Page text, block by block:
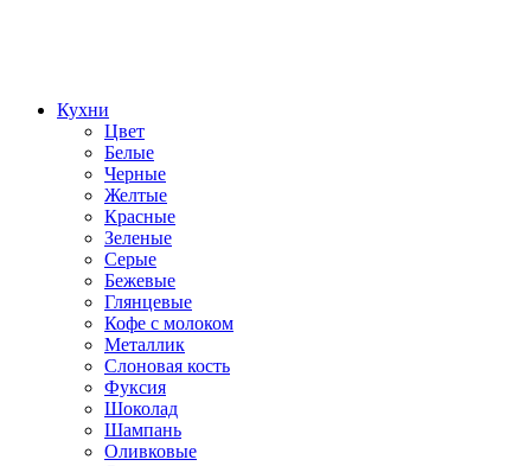
Кухни
Цвет
Белые
Черные
Желтые
Красные
Зеленые
Серые
Бежевые
Глянцевые
Кофе с молоком
Металлик
Слоновая кость
Фуксия
Шоколад
Шампань
Оливковые